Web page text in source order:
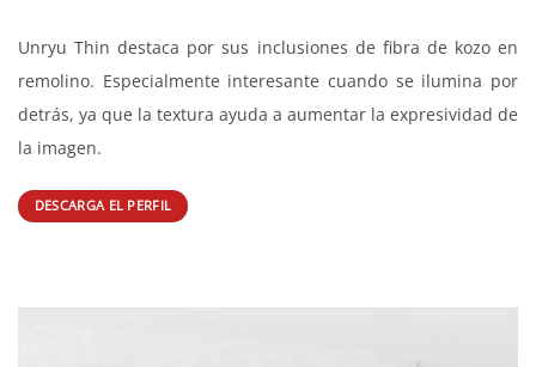
Unryu Thin destaca por sus inclusiones de fibra de kozo en
remolino. Especialmente interesante cuando se ilumina por
detrás, ya que la textura ayuda a aumentar la expresividad de
la imagen.
DESCARGA EL PERFIL